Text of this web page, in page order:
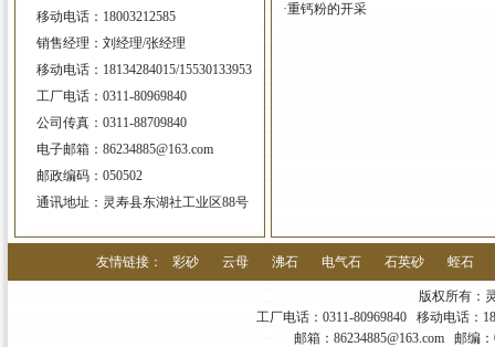
移动电话：18003212585
销售经理：刘经理/张经理
移动电话：18134284015/15530133953
工厂电话：0311-80969840
公司传真：0311-88709840
电子邮箱：86234885@163.com
邮政编码：050502
通讯地址：灵寿县东湖社工业区88号
·重钙粉的开采
友情链接： 彩砂 云母 沸石 电气石 石英砂 蛭石
版权所有：
工厂电话：0311-80969840 移动电话：
邮箱：86234885@163.com 邮编